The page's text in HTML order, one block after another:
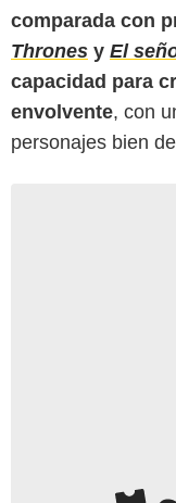
comparada con
Thrones y El
capacidad para
envolvente, con
personajes bien